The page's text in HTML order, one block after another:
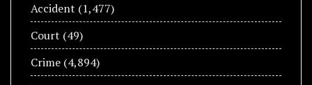
Accident (1,477)
Court (49)
Crime (4,894)